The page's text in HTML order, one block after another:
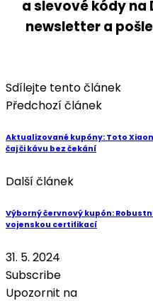
a slevové kódy na
newsletter a
Sdílejte tento článek
Předchozí článek
Aktualizované kupóny: Toto
čaj či kávu bez čekání
Další článek
Výborný červnový kupón:
vojenskou certifikací
31. 5. 2024
Subscribe
Upozornit na